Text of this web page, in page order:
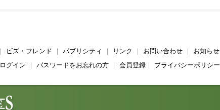
ビズ・フレンド パブリシティ リンク お問い合わせ｜ お知らせ
ログイン パスワードをお忘れの方｜ 会員登録｜ プライバシーポリシー